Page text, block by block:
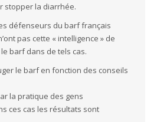
stopper la diarrhée.
défenseurs du barf français
pas cette « intelligence » de
barf dans de tels cas.
le barf en fonction des conseils
la pratique des gens
ces cas les résultats sont